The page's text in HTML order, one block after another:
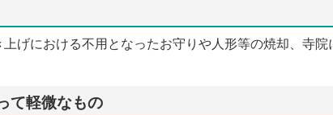
げにおける不用となったお守りや人形等の焼却、寺院
て軽微なもの